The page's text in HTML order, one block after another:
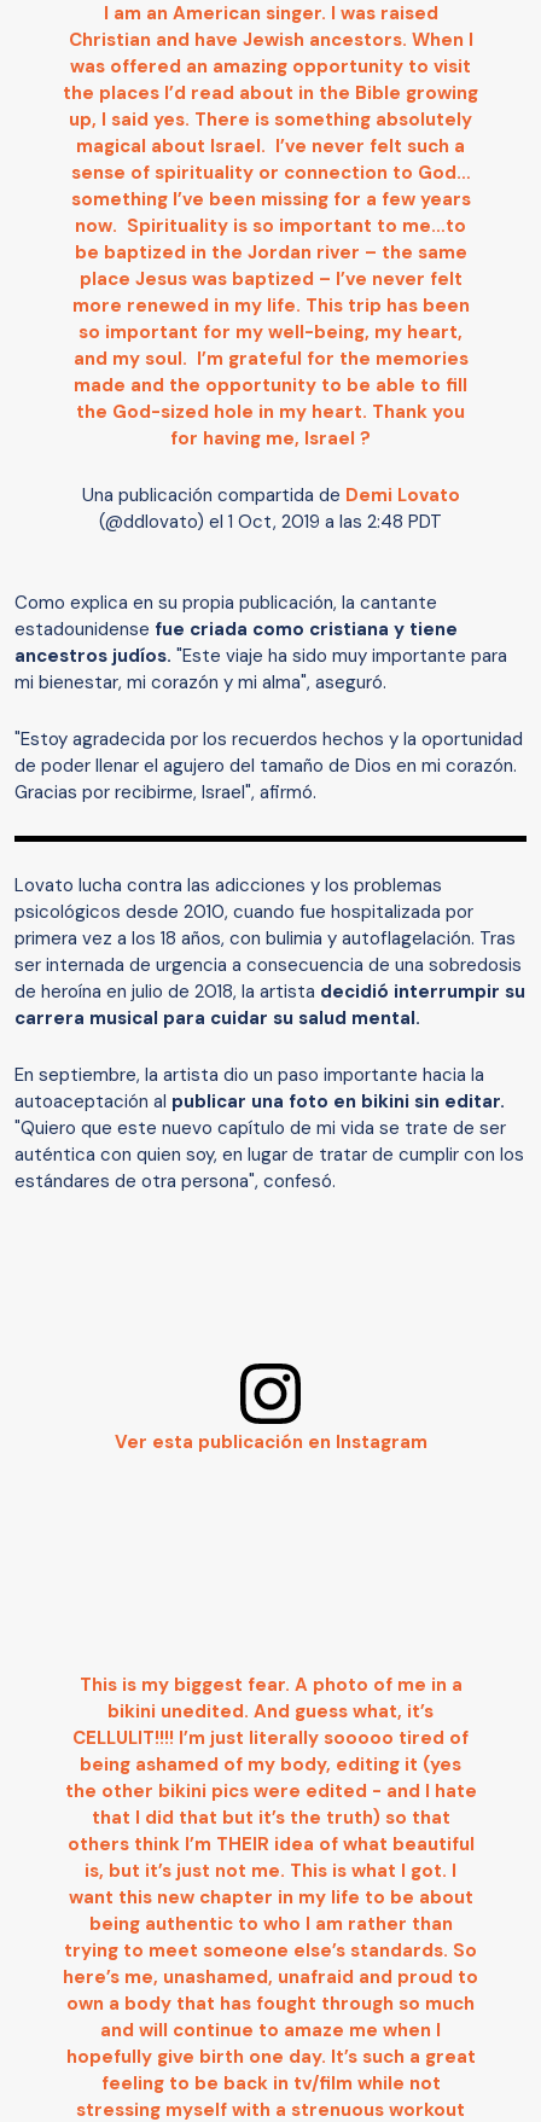
I am an American singer. I was raised
Christian and have Jewish ancestors. When I
was offered an amazing opportunity to visit
the places I’d read about in the Bible growing
up, I said yes. There is something absolutely
magical about Israel. I’ve never felt such a
sense of spirituality or connection to God…
something I’ve been missing for a few years
now. Spirituality is so important to me…to
be baptized in the Jordan river – the same
place Jesus was baptized – I’ve never felt
more renewed in my life. This trip has been
so important for my well-being, my heart,
and my soul. I’m grateful for the memories
made and the opportunity to be able to fill
the God-sized hole in my heart. Thank you
for having me, Israel ?
Una publicación compartida de Demi Lovato
(@ddlovato) el 1 Oct, 2019 a las 2:48 PDT
Como explica en su propia publicación, la cantante
estadounidense fue criada como cristiana y tiene
ancestros judíos. "Este viaje ha sido muy importante para
mi bienestar, mi corazón y mi alma", aseguró.
"Estoy agradecida por los recuerdos hechos y la oportunidad
de poder llenar el agujero del tamaño de Dios en mi corazón.
Gracias por recibirme, Israel", afirmó.
Lovato lucha contra las adicciones y los problemas
psicológicos desde 2010, cuando fue hospitalizada por
primera vez a los 18 años, con bulimia y autoflagelación. Tras
ser internada de urgencia a consecuencia de una sobredosis
de heroína en julio de 2018, la artista decidió interrumpir su
carrera musical para cuidar su salud mental.
En septiembre, la artista dio un paso importante hacia la
autoaceptación al publicar una foto en bikini sin editar.
"Quiero que este nuevo capítulo de mi vida se trate de ser
auténtica con quien soy, en lugar de tratar de cumplir con los
estándares de otra persona", confesó.
Ver esta publicación en Instagram
This is my biggest fear. A photo of me in a
bikini unedited. And guess what, it’s
CELLULIT!!!! I’m just literally sooooo tired of
being ashamed of my body, editing it (yes
the other bikini pics were edited - and I hate
that I did that but it’s the truth) so that
others think I’m THEIR idea of what beautiful
is, but it’s just not me. This is what I got. I
want this new chapter in my life to be about
being authentic to who I am rather than
trying to meet someone else’s standards. So
here’s me, unashamed, unafraid and proud to
own a body that has fought through so much
and will continue to amaze me when I
hopefully give birth one day. It’s such a great
feeling to be back in tv/film while not
stressing myself with a strenuous workout